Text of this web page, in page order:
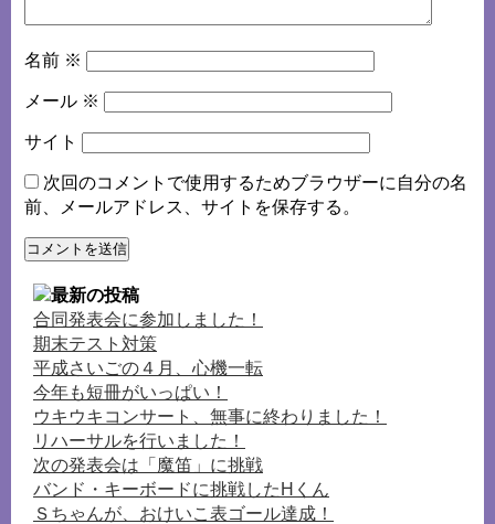
名前 ※
メール ※
サイト
次回のコメントで使用するためブラウザーに自分の名
前、メールアドレス、サイトを保存する。
合同発表会に参加しました！
期末テスト対策
平成さいごの４月、心機一転
今年も短冊がいっぱい！
ウキウキコンサート、無事に終わりました！
リハーサルを行いました！
次の発表会は「魔笛」に挑戦
バンド・キーボードに挑戦したHくん
Ｓちゃんが、おけいこ表ゴール達成！